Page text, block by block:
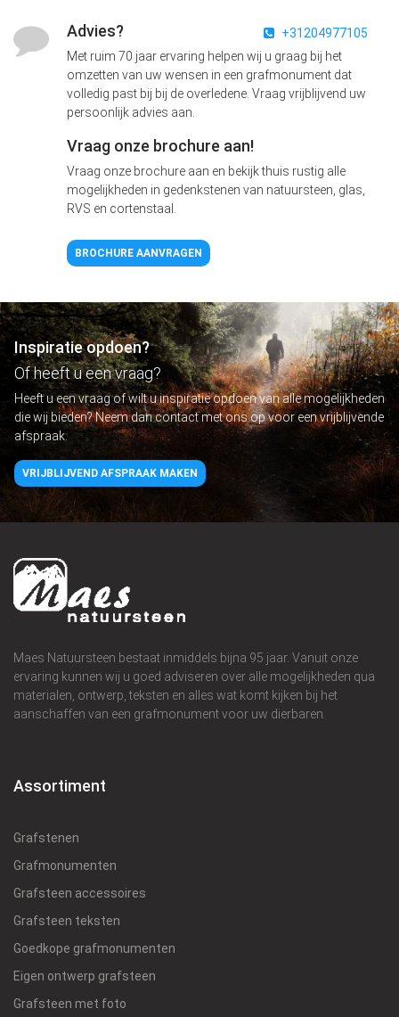
Advies?
Met ruim 70 jaar ervaring helpen wij u graag bij het
omzetten van uw wensen in een grafmonument dat
volledig past bij bij de overledene. Vraag vrijblijvend uw
persoonlijk advies aan.
+31204977105
Vraag onze brochure aan!
Vraag onze brochure aan en bekijk thuis rustig alle
mogelijkheden in gedenkstenen van natuursteen, glas,
RVS en cortenstaal.
BROCHURE AANVRAGEN
Inspiratie opdoen?
Of heeft u een vraag?
Heeft u een vraag of wilt u inspiratie opdoen van alle mogelijkheden
die wij bieden? Neem dan contact met ons op voor een vrijblijvende
afspraak.
VRIJBLIJVEND AFSPRAAK MAKEN
Maes Natuursteen bestaat inmiddels bijna 95 jaar. Vanuit onze
ervaring kunnen wij u goed adviseren over alle mogelijkheden qua
materialen, ontwerp, teksten en alles wat komt kijken bij het
aanschaffen van een grafmonument voor uw dierbaren.
Assortiment
Grafstenen
Grafmonumenten
Grafsteen accessoires
Grafsteen teksten
Goedkope grafmonumenten
Eigen ontwerp grafsteen
Grafsteen met foto